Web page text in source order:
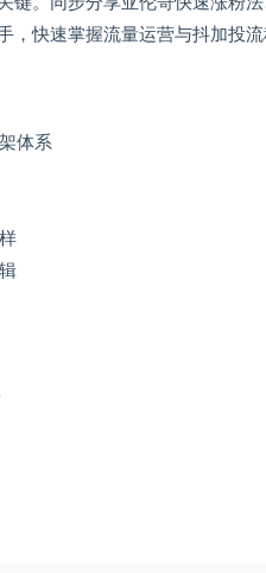
，快速掌握流量运营与抖加投
体系